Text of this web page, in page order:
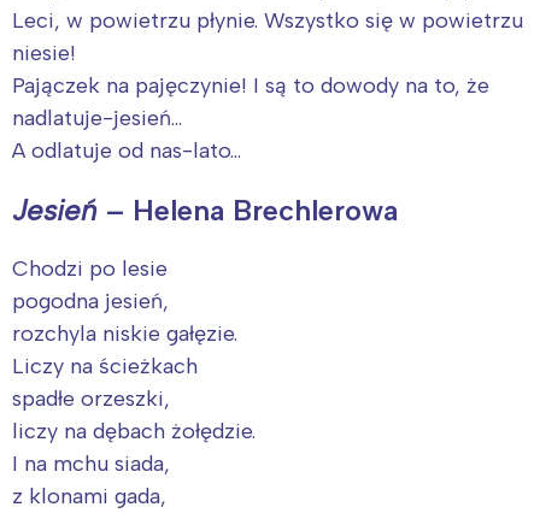
Leci, w powietrzu płynie. Wszystko się w powietrzu
niesie!
Pajączek na pajęczynie! I są to dowody na to, że
nadlatuje-jesień…
A odlatuje od nas-lato…
Jesień – Helena Brechlerowa
Chodzi po lesie
pogodna jesień,
rozchyla niskie gałęzie.
Liczy na ścieżkach
spadłe orzeszki,
liczy na dębach żołędzie.
I na mchu siada,
z klonami gada,